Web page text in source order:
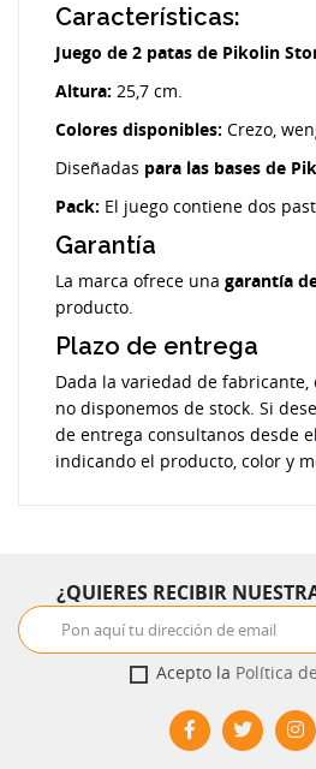
Características:
Juego de 2 patas de Pikolin
Altura: 25,7 cm.
Colores disponibles: Crezo,
Diseñadas para las bases de
Pack: El juego contiene dos
Garantía
La marca ofrece una garantía
producto.
Plazo de entrega
Dada la variedad de fabricante,
no disponemos de stock. Si
de entrega consultanos desde el
indicando el producto, color y
¿QUIERES RECIBIR
Acepto la Política